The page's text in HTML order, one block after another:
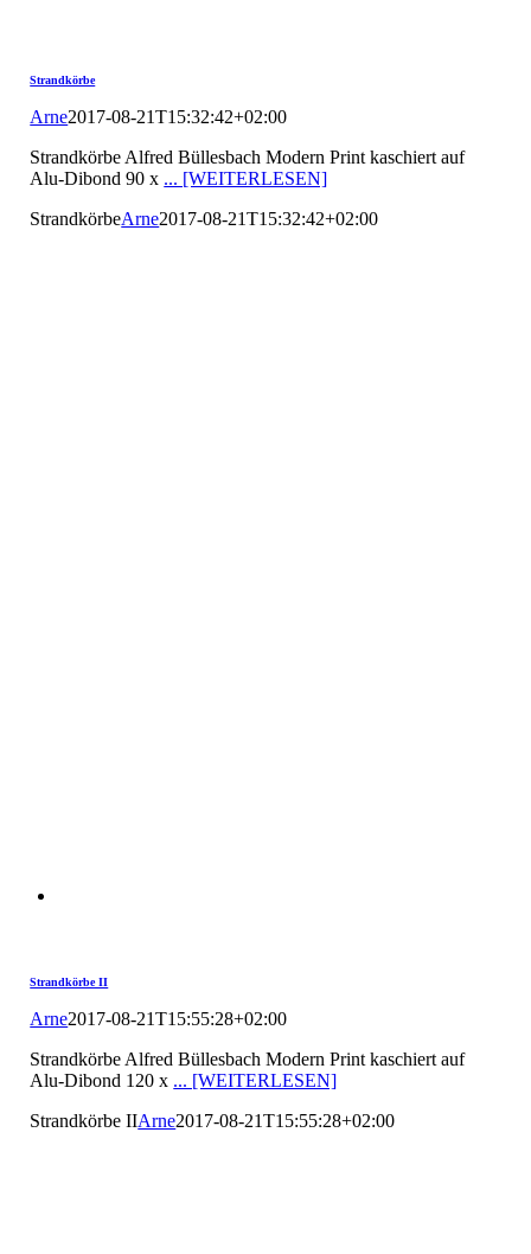
Strandkörbe
Arne2017-08-21T15:32:42+02:00
Strandkörbe Alfred Büllesbach Modern Print kaschiert auf
Alu-Dibond 90 x ... [WEITERLESEN]
StrandkörbeArne2017-08-21T15:32:42+02:00
Strandkörbe II
Arne2017-08-21T15:55:28+02:00
Strandkörbe Alfred Büllesbach Modern Print kaschiert auf
Alu-Dibond 120 x ... [WEITERLESEN]
Strandkörbe IIArne2017-08-21T15:55:28+02:00